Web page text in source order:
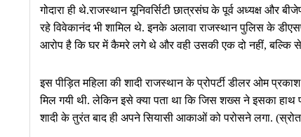
गोदारा ही थे.राजस्थान यूनिवर्सिटी छात्रसंघ के पूर्व अध्यक्ष और
रहे विवेकानंद भी शामिल थे. इनके अलावा राजस्थान पुलिस के
आरोप है कि घर में कैमरे लगे थे और वही उसकी एक दो नहीं, बल्कि
इस पीड़ित महिला की शादी राजस्थान के प्रोपर्टी डीलर ओम
मिल गयी थी. लेकिन इसे क्या पता था कि जिस शख्स ने इसका हाथ
शादी के तुरंत बाद ही अपने सियासी आकाओं को परोसने लगा.